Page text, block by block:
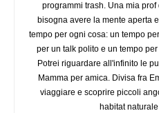
programmi trash. Una mia
bisogna avere la mente aperta
tempo per ogni cosa: un tempo
per un talk polito e un tempo
Potrei riguardare all'infinito le
Mamma per amica. Divisa fra
viaggiare e scoprire piccoli
habitat